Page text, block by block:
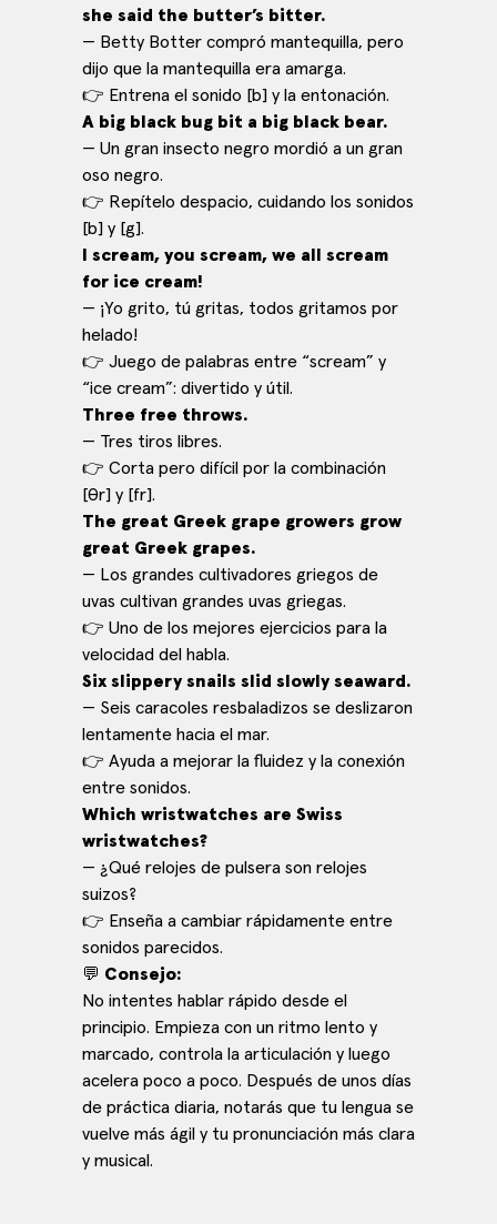
she said the butter’s bitter.
— Betty Botter compró mantequilla, pero
dijo que la mantequilla era amarga.
👉 Entrena el sonido [b] y la entonación.
A big black bug bit a big black bear.
— Un gran insecto negro mordió a un gran
oso negro.
👉 Repítelo despacio, cuidando los sonidos
[b] y [g].
I scream, you scream, we all scream
for ice cream!
— ¡Yo grito, tú gritas, todos gritamos por
helado!
👉 Juego de palabras entre “scream” y
“ice cream”: divertido y útil.
Three free throws.
— Tres tiros libres.
👉 Corta pero difícil por la combinación
[θr] y [fr].
The great Greek grape growers grow
great Greek grapes.
— Los grandes cultivadores griegos de
uvas cultivan grandes uvas griegas.
👉 Uno de los mejores ejercicios para la
velocidad del habla.
Six slippery snails slid slowly seaward.
— Seis caracoles resbaladizos se deslizaron
lentamente hacia el mar.
👉 Ayuda a mejorar la fluidez y la conexión
entre sonidos.
Which wristwatches are Swiss
wristwatches?
— ¿Qué relojes de pulsera son relojes
suizos?
👉 Enseña a cambiar rápidamente entre
sonidos parecidos.
💬 Consejo:
No intentes hablar rápido desde el
principio. Empieza con un ritmo lento y
marcado, controla la articulación y luego
acelera poco a poco. Después de unos días
de práctica diaria, notarás que tu lengua se
vuelve más ágil y tu pronunciación más clara
y musical.